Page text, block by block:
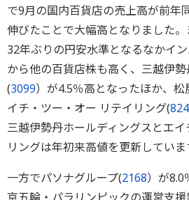
で9月の国内百貨店の売上高が前年
伸びたことで大幅高となりました
32年ぶりの円安水準となるなかイ
から他の百貨店株も高く、三越伊
(3099）が4.5％高となったほか、松
イチ・ツー・オー リテイリング(
三越伊勢丹ホールディングスとエ
リングは年初来高値を更新していま
一方でパソナグループ(2168）が8.0